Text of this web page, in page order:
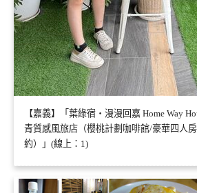
【嘉義】「葉綠宿・漫漫回嘉 Home Way
青質感風旅店（櫻桃計劃咖啡館/豪華四人
約）」(線上：1)